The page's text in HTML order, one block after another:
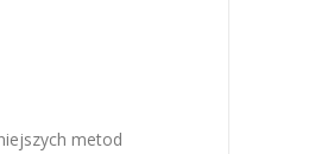
metod